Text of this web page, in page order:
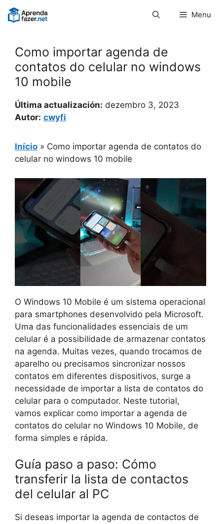
Pular
para
Menu
Como importar agenda de
contatos do celular no windows
10 mobile
Última actualización: dezembro 3, 2023
Autor: cwyfi
Início » Como importar agenda de contatos do
celular no windows 10 mobile
O Windows 10 Mobile é um sistema operacional
para smartphones desenvolvido pela Microsoft.
Uma das funcionalidades essenciais de um
celular é a possibilidade de armazenar contatos
na agenda. Muitas vezes, quando trocamos de
aparelho ou precisamos sincronizar nossos
contatos em diferentes dispositivos, surge a
necessidade de importar a lista de contatos do
celular para o computador. Neste tutorial,
vamos explicar como importar a agenda de
contatos do celular no Windows 10 Mobile, de
forma simples e rápida.
Guía paso a paso: Cómo
transferir la lista de contactos
del celular al PC
Si deseas importar la agenda de contactos de